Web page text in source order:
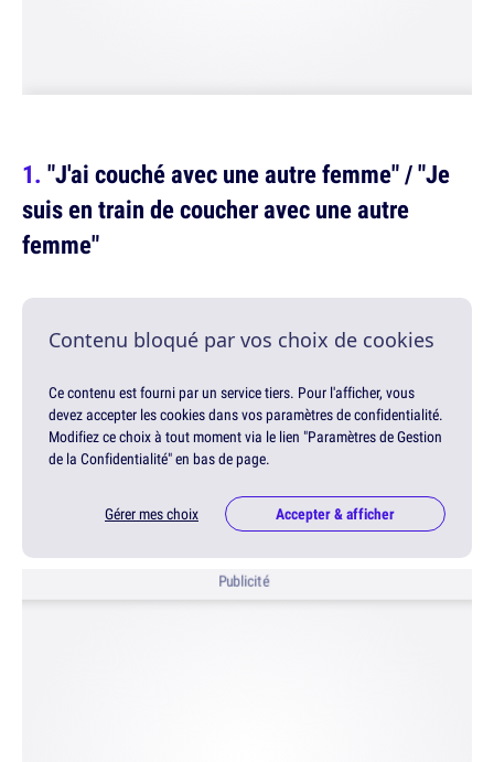
"J'ai couché avec une autre femme" / "Je
suis en train de coucher avec une autre
femme"
Contenu bloqué par vos choix de cookies
Ce contenu est fourni par un service tiers. Pour l'afficher, vous
devez accepter les cookies dans vos paramètres de confidentialité.
Modifiez ce choix à tout moment via le lien "Paramètres de Gestion
de la Confidentialité" en bas de page.
Gérer mes choix Accepter & afficher
Publicité